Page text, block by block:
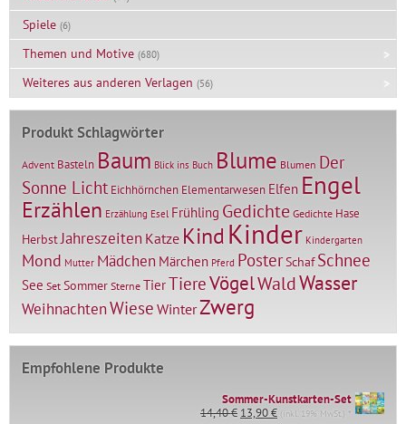
Spiele (6)
Themen und Motive (680)
Weiteres aus anderen Verlagen (56)
Produkt Schlagwörter
Advent Basteln Baum Blick ins Buch Blume Blumen Der
Sonne Licht Eichhörnchen Elementarwesen Elfen Engel
Erzählen Erzählung Esel Frühling Gedichte Gedichte Hase
HerbstJahreszeitenKatze KindKinder Kindergarten
Mond Mutter Mädchen Märchen Pferd PosterSchaf Schnee
See Set Sommer Sterne TierTiereVögelWaldWasser
WeihnachtenWiese WinterZwerg
Empfohlene Produkte
Sommer-Kunstkarten-Set
14,40€ Ursprünglicher
13,90€Aktueller
(inkl. 19% MwSt.) *